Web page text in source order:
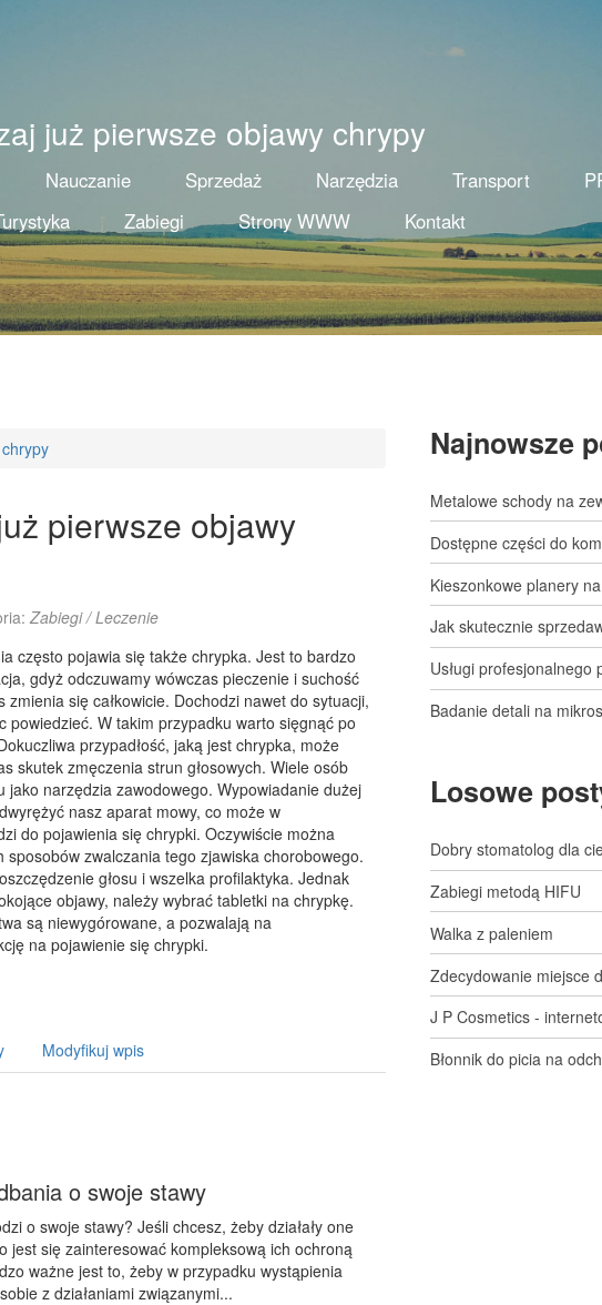
już pierwsze objawy chrypy
Nauczanie Sprzedaż Narzędzia Transport
Zabiegi Strony WWW Kontakt
pierwsze objawy
Zabiegi / Leczenie
często pojawia się także chrypka. Jest to bardzo
gdyż odczuwamy wówczas pieczenie i suchość
zmienia się całkowicie. Dochodzi nawet do sytuacji,
powiedzieć. W takim przypadku warto sięgnąć po
przypadłość, jaką jest chrypka, może
skutek zmęczenia strun głosowych. Wiele osób
jako narzędzia zawodowego. Wypowiadanie dużej
nasz aparat mowy, co może w
do pojawienia się chrypki. Oczywiście można
sposobów zwalczania tego zjawiska chorobowego.
głosu i wszelka profilaktyka. Jednak
objawy, należy wybrać tabletki na chrypkę.
są niewygórowane, a pozwalają na
na pojawienie się chrypki.
Modyfikuj wpis
o swoje stawy
o swoje stawy? Jeśli chcesz, żeby działały one
jest się zainteresować kompleksową ich ochroną
ważne jest to, żeby w przypadku wystąpienia
z działaniami związanymi...
Najnowsze
Metalowe schody na
Dostępne części do
Kieszonkowe planery
Jak skutecznie
Usługi profesjonalnego
Badanie detali na
Losowe
Dobry stomatolog dla
Zabiegi metodą HIFU
Walka z paleniem
Zdecydowanie miejsce
J P Cosmetics -
Błonnik do picia na